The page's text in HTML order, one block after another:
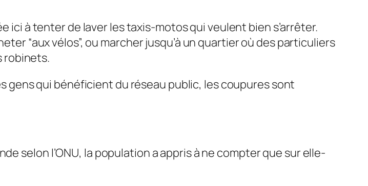
ici à tenter de laver les taxis-motos qui veulent bien s’arrêter.
“aux vélos”, ou marcher jusqu’à un quartier où des particuliers
robinets.
gens qui bénéficient du réseau public, les coupures sont
selon l’ONU, la population a appris à ne compter que sur elle-